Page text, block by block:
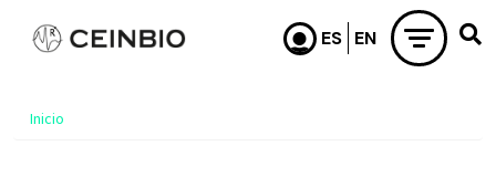
Pasar al contenido principal
Inicio